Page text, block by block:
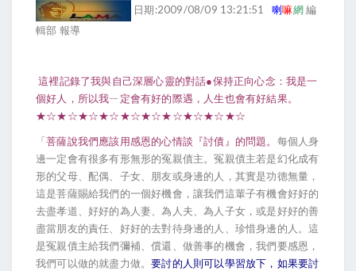
日期:2009/08/09 13:21:51喇嘛網編
輯部 報導
這裡記錄了我與自己深層心靈的對話●保持正向心念：我是一
個好人，所以我ㄧ定會有好的際遇，人生也會有好結果。
★☆★☆★☆★☆★☆★☆★☆★☆★☆★☆
「菩薩說我們應該用感恩的心情談『討債』的問題。 每個人身
邊一定會有很多有形無形的冤親債主。冤親債主若是幻化成有
形的父母、配偶、子女、朋友或身邊的人，其實是功德無量，
這是菩薩賜給我們的一個好機會，讓我們這輩子有機會好好的
去盡孝道、好好的為人妻、為人夫、為人子女，或是好好的善
盡當朋友的責任、好好的去對待身邊的人、珍惜身邊的人。這
是冤親債主給我們彌補、償還、做善事的機會，我們要感恩，
我們可以做的就盡力做。要討的人則可以學習放下，如果要討